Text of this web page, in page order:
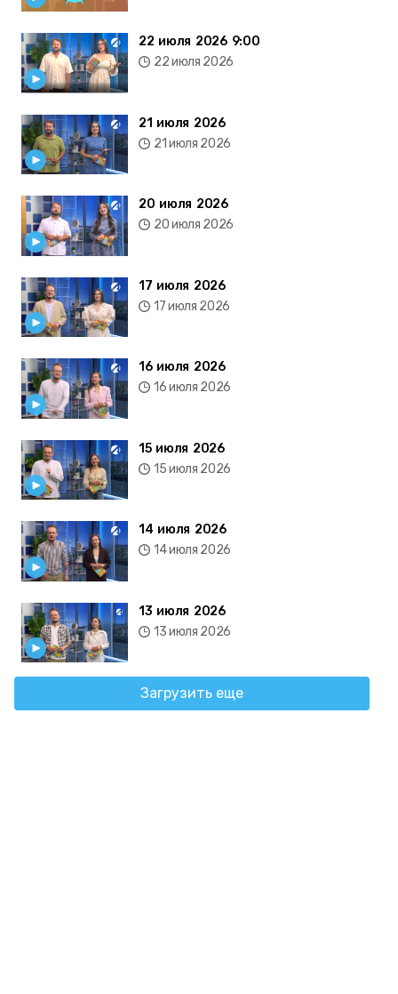
22 июля 2026 9:00
22 июля 2026
21 июля 2026
21 июля 2026
20 июля 2026
20 июля 2026
17 июля 2026
17 июля 2026
16 июля 2026
16 июля 2026
15 июля 2026
15 июля 2026
14 июля 2026
14 июля 2026
13 июля 2026
13 июля 2026
Загрузить еще